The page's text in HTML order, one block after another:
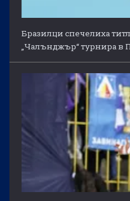
Бразилци спечелиха
„Чалънджър“ турнира в